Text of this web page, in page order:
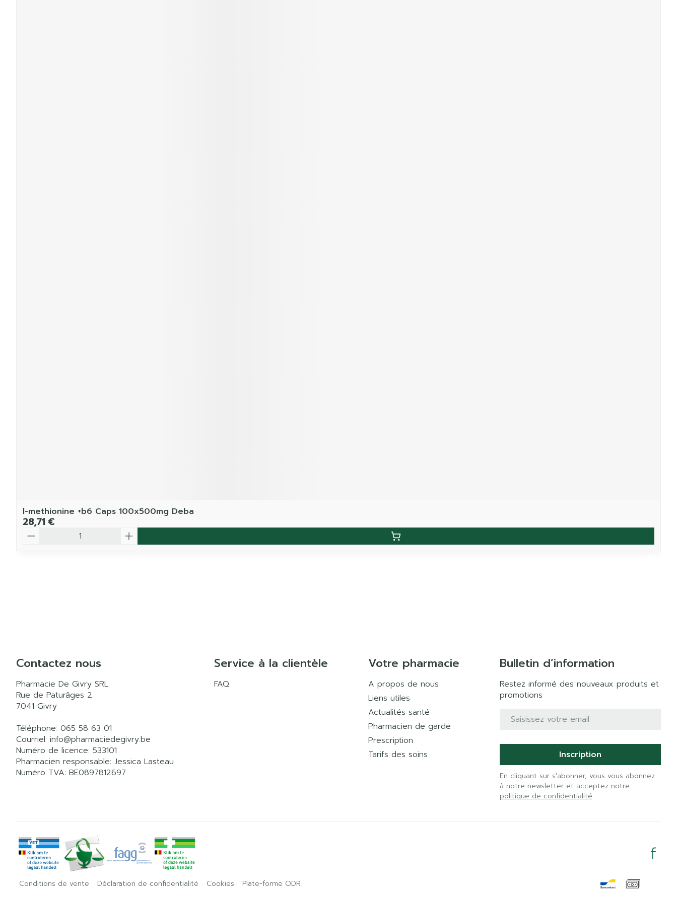
l-methionine +b6 Caps 100x500mg Deba
28,71 €
Contactez nous
Pharmacie De Givry SRL
Rue de Paturâges 2
7041 Givry
Téléphone: 065 58 63 01
Courriel: info@pharmaciedegivry.be
Numéro de licence: 533101
Pharmacien responsable: Jessica Lasteau
Numéro TVA: BE0897812697
Service à la clientèle
FAQ
Votre pharmacie
A propos de nous
Liens utiles
Actualités santé
Pharmacien de garde
Prescription
Tarifs des soins
Bulletin d’information
Restez informé des nouveaux produits et
promotions
Adresse mail
Inscription
En cliquant sur s'abonner, vous vous abonnez
à notre newsletter et acceptez notre
politique de confidentialité.
Conditions de vente Déclaration de confidentialité Cookies Plate-forme ODR